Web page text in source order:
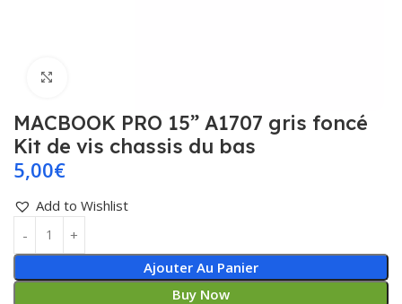
MACBOOK PRO 15” A1707 gris foncé
Kit de vis chassis du bas
5,00€
Ajouter Au Panier
Buy Now
Add to Wishlist